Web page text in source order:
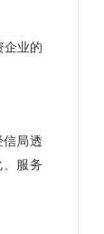
企业的
局透
服务